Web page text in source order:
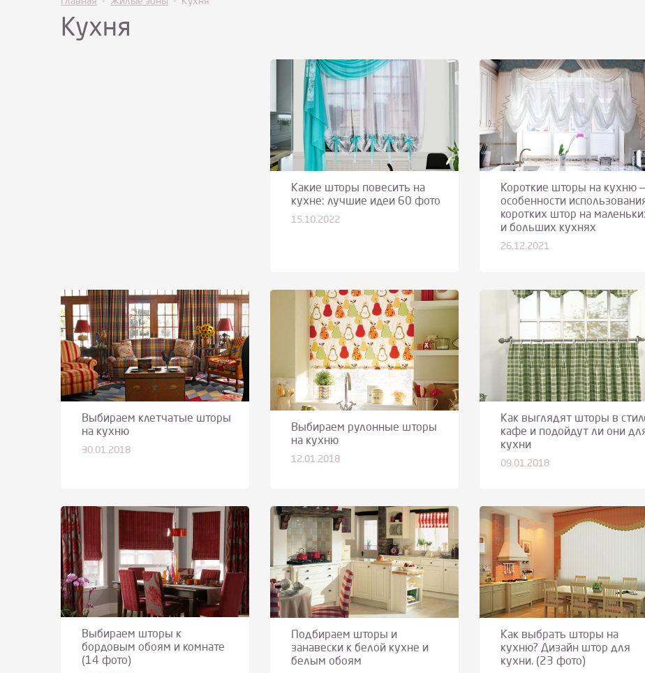
Кухня
Какие шторы повесить на
кухне: лучшие идеи 60 фото
15.10.2022
Короткие шторы на кухню
особенности
коротких штор на
и больших кухнях
26.12.2021
Выбираем клетчатые шторы
на кухню
30.01.2018
Выбираем рулонные шторы
на кухню
12.01.2018
Как выглядят шторы в
кафе и подойдут ли они
кухни
09.01.2018
Выбираем шторы к
бордовым обоям и комнате
(14 фото)
Подбираем шторы и
занавески к белой кухне и
белым обоям
Как выбрать шторы на
кухню? Дизайн штор для
кухни. (23 фото)